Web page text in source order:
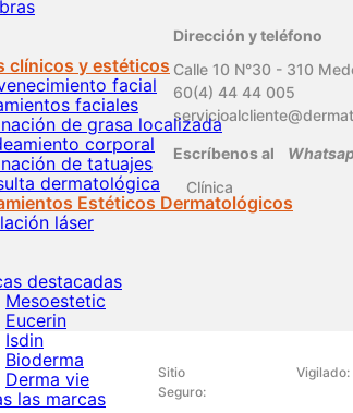
clínicos y estéticos
facial
faciales
de grasa localizada
corporal
de tatuajes
dermatológica
Estéticos Dermatológicos
láser
destacadas
Mesoestetic
Eucerin
Isdin
Bioderma
Derma vie
las marcas
Dirección y teléfono
Calle 10 N°30 - 310
60(4) 44 44 005
Escríbenos al
Clínica
Sitio
Seguro:
Vigilado: